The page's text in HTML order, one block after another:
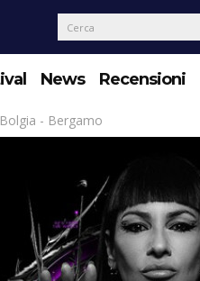
News Recensioni
- Bergamo